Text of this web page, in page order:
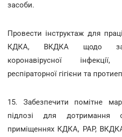
засоби.
Провести інструктаж для
КДКА, ВКДКА щодо
коронавірусної
респіраторної гігієни та
15. Забезпечити помітне
підлозі для дотримання
приміщеннях КДКА, РАР,